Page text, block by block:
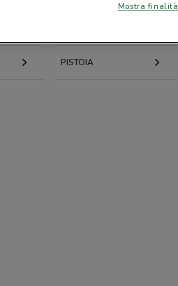
PISTOIA
Mostra finalità